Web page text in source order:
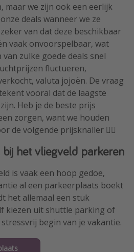
maar we zijn ook een eerlijk
deals wanneer we ze
van dat deze beschikbaar
vaak onvoorspelbaar, wat
zulke goede deals snel
fluctueren,
valuta jojoën. De vraag
vooral dat de laagste
Heb je de beste prijs
zorgen, want we houden
de volgende prijsknaller 🏴‍☠️
bij het vliegveld parkeren
is vaak een hoop gedoe,
al een parkeerplaats boekt
het allemaal een stuk
kiezen uit shuttle parking of
begin van je vakantie.